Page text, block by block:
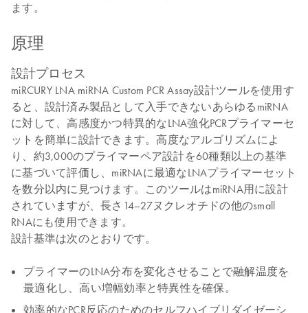
ます。
原理
設計プロセス
miRCURY LNA miRNA Custom PCR Assay設計ツールを使用す
ると、設計済み製品として入手できないあらゆるmiRNA
に対して、高感度かつ特異的なLNA強化PCRプライマーセ
ットを簡単に設計できます。高度なアルゴリズムによ
り、約3,000のプライマーペア設計を60種類以上の基準
に基づいて評価し、miRNAに最適なLNAプライマーセット
を数分以内に見つけます。このツールはmiRNA用に設計
されていますが、長さ14–27ヌクレオチドの他のsmall
RNAにも使用できます。
設計基準は次のとおりです。
プライマーのLNA分布を変化させることで融解温度を
最適化し、高い増幅効率と特異性を確保。
効率的なPCR反応のためのセルフハイブリダイゼーシ